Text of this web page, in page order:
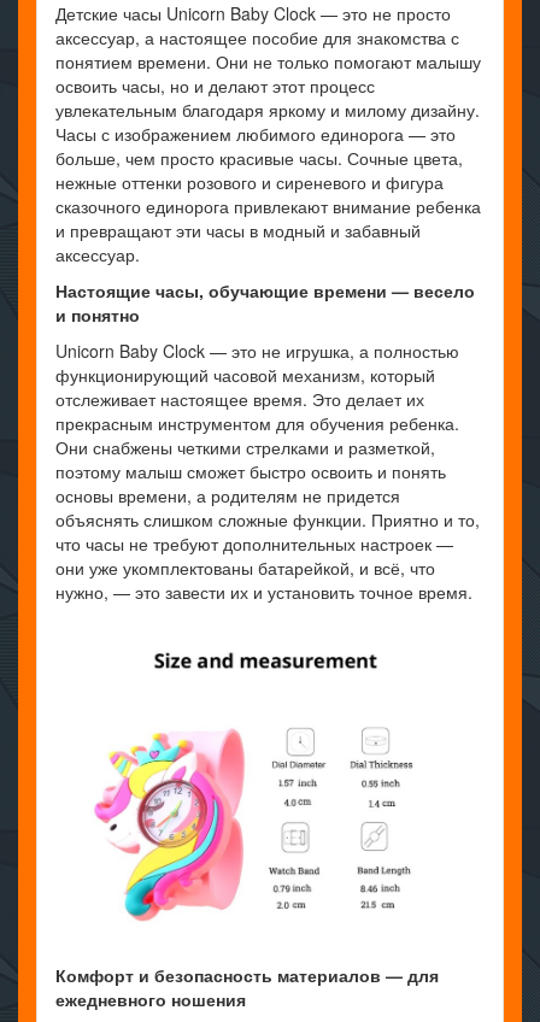
Детские часы Unicorn Baby Clock — это не просто
аксессуар, а настоящее пособие для знакомства с
понятием времени. Они не только помогают малышу
освоить часы, но и делают этот процесс
увлекательным благодаря яркому и милому дизайну.
Часы с изображением любимого единорога — это
больше, чем просто красивые часы. Сочные цвета,
нежные оттенки розового и сиреневого и фигура
сказочного единорога привлекают внимание ребенка
и превращают эти часы в модный и забавный
аксессуар.
Настоящие часы, обучающие времени — весело
и понятно
Unicorn Baby Clock — это не игрушка, а полностью
функционирующий часовой механизм, который
отслеживает настоящее время. Это делает их
прекрасным инструментом для обучения ребенка.
Они снабжены четкими стрелками и разметкой,
поэтому малыш сможет быстро освоить и понять
основы времени, а родителям не придется
объяснять слишком сложные функции. Приятно и то,
что часы не требуют дополнительных настроек —
они уже укомплектованы батарейкой, и всё, что
нужно, — это завести их и установить точное время.
Комфорт и безопасность материалов — для
ежедневного ношения